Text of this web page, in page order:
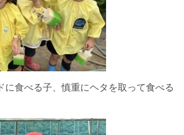
に食べる子、慎重にヘタを取って食べる